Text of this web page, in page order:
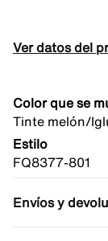
Ver datos del
Color que se
Tinte melón/
Estilo
FQ8377-801
Envíos y